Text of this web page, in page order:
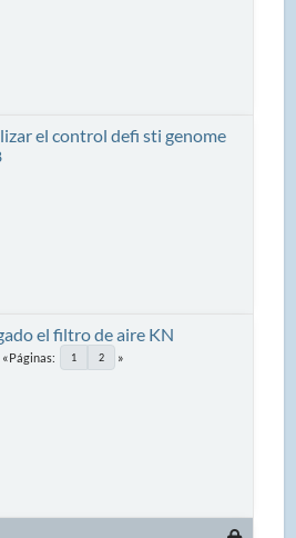
el control defi sti genome
el filtro de aire KN
Páginas 1 2